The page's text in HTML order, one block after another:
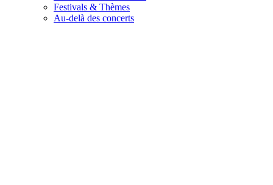
Festivals & Thèmes
Au-delà des concerts